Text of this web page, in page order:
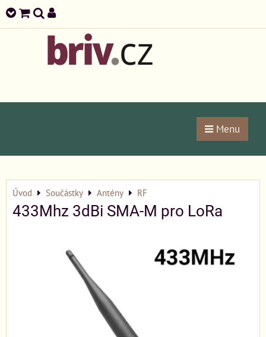
Menu
Úvod Součástky Antény RF
433Mhz 3dBi SMA-M pro LoRa